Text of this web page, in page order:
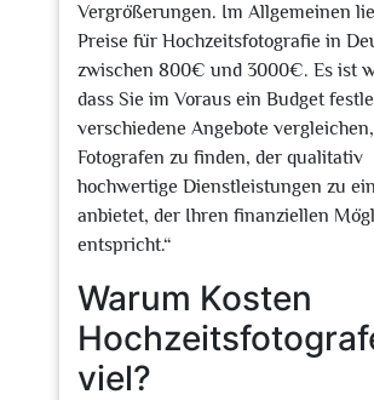
Vergrößerungen. Im Allgemeinen
Preise für Hochzeitsfotografie in
zwischen 800€ und 3000€. Es ist
dass Sie im Voraus ein Budget
verschiedene Angebote
Fotografen zu finden, der qualitativ
hochwertige Dienstleistungen zu
anbietet, der Ihren finanziellen
entspricht.“
Warum Kosten
viel?